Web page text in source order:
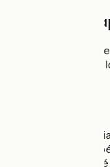
Détail de
L’itinéraire suit la
partagée avec
À Bréhémont,
pour cyclistes
mais sans